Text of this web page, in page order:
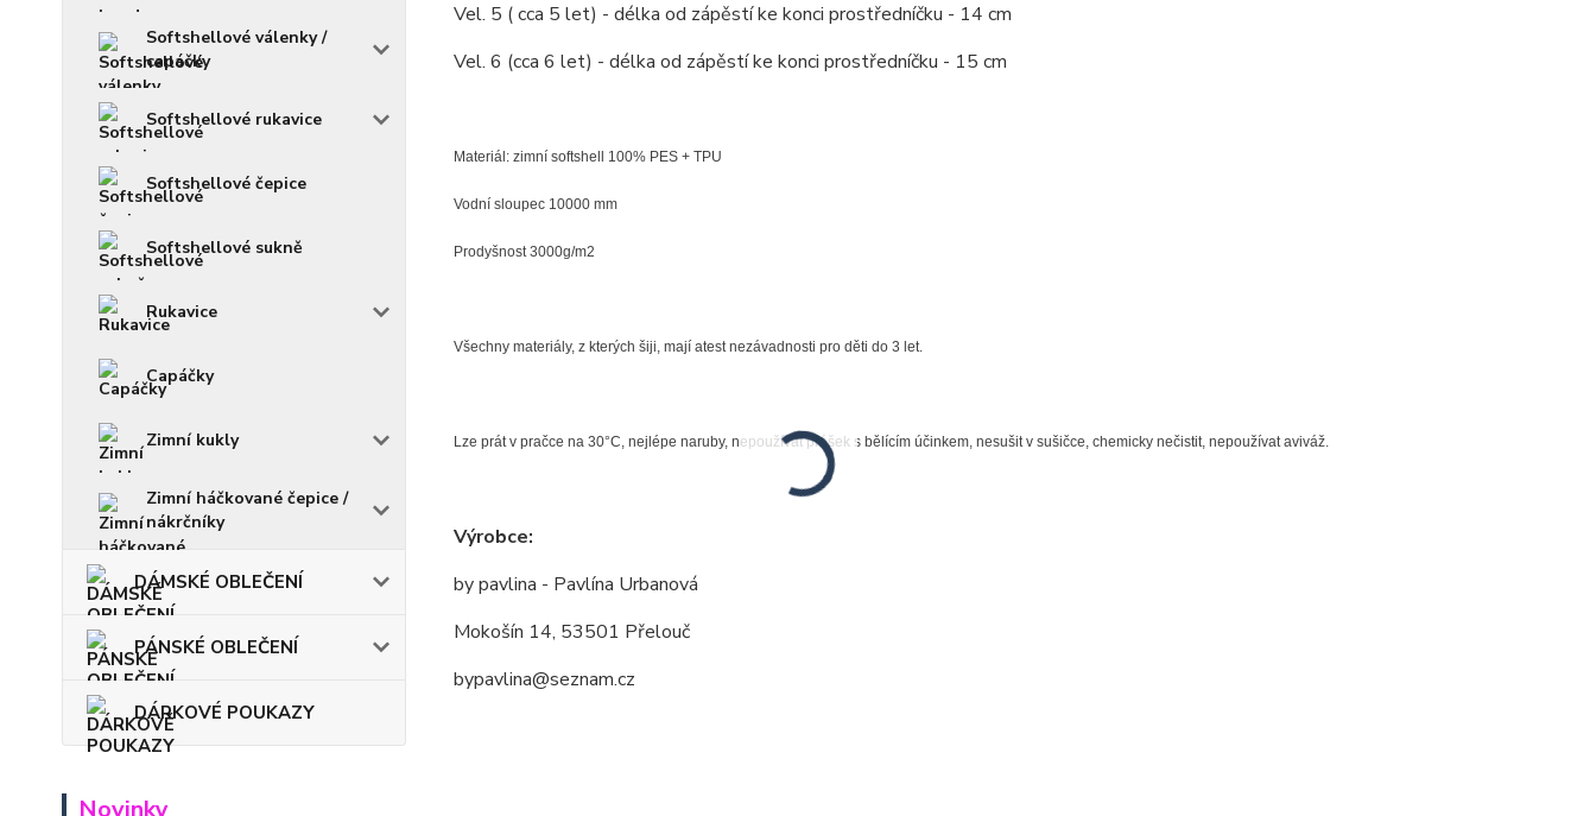
Softshellové válenky /
capáčky
Softshellové rukavice
Softshellové čepice
Softshellové sukně
Rukavice
Capáčky
Zimní kukly
Zimní háčkované čepice /
nákrčníky
DÁMSKÉ OBLEČENÍ
PÁNSKÉ OBLEČENÍ
DÁRKOVÉ POUKAZY
Novinky
Vel. 5 ( cca 5 let) - délka od zápěstí ke konci prostředníčku - 14 cm
Vel. 6 (cca 6 let) - délka od zápěstí ke konci prostředníčku - 15 cm
Materiál: zimní softshell 100% PES + TPU
Vodní sloupec 10000 mm
Prodyšnost 3000g/m2
Všechny materiály, z kterých šiji, mají atest nezávadnosti pro děti do 3 let.
Lze prát v pračce na 30°C, nejlépe naruby, nepoužívat prášek s bělícím účinkem, nesušit v sušičce, chemicky nečistit, nepoužívat aviváž.
Výrobce:
by pavlina - Pavlína Urbanová
Mokošín 14, 53501 Přelouč
bypavlina@seznam.cz